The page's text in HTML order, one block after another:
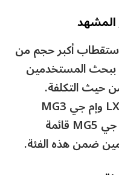
المشهد
أكبر حجم من
ببحث المستخدمين
حيث التكلفة.
وتصدرت طرازات مثل إكسيد LX وإم جي MG3
وشيري أريزو 5 وكيا بيكانتو وإم جي MG5 قائمة
ضمن هذه الفئة.